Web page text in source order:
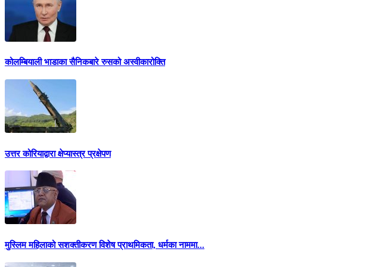
कोलम्बियाली भाडाका सैनिकबारे रुसको अस्वीकारोक्ति
उत्तर कोरियाद्वारा क्षेप्यास्त्र प्रक्षेपण
मुस्लिम महिलाको सशक्तीकरण विशेष प्राथमिकता, धर्मका नाममा...